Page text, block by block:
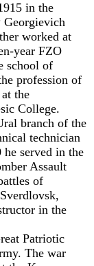
in the
worked at
year FZO
school of
profession of
the
College.
branch of the
technician
served in the
Assault
of
in the
Patriotic
The war